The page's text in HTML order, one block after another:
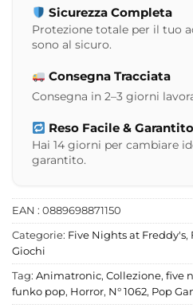
Sicurezza Completa
Protezione totale per il tuo
sono al sicuro.
Consegna Tracciata
Consegna in 2–3 giorni
Reso Facile & Garantito
Hai 14 giorni per cambiare
garantito.
EAN : 0889698871150
Categorie: Five Nights at Freddy's,
Giochi
Tag: Animatronic, Collezione, five
funko pop, Horror, N° 1062, Pop